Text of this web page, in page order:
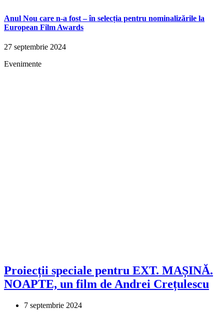
Anul Nou care n-a fost – în selecția pentru nominalizările la
European Film Awards
27 septembrie 2024
Evenimente
Proiecții speciale pentru EXT. MAȘINĂ.
NOAPTE, un film de Andrei Crețulescu
7 septembrie 2024